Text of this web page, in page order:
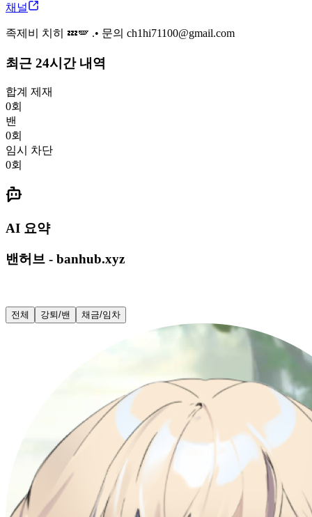
채널
족제비 치히 💤🪽 .• 문의 ch1hi71100@gmail.com
최근 24시간 내역
합계 제재
0회
밴
0회
임시 차단
0회
AI 요약
밴허브 - banhub.xyz
전체 강퇴/밴 채금/임차